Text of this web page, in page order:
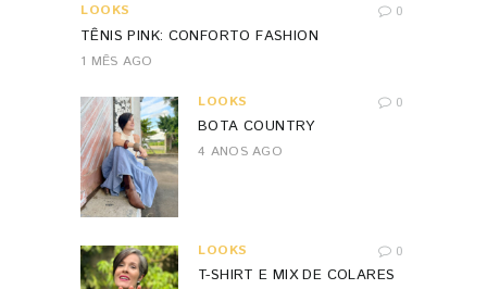
LOOKS 0
TÊNIS PINK: CONFORTO FASHION
1 MÊS AGO
LOOKS 0
BOTA COUNTRY
4 ANOS AGO
LOOKS 0
T-SHIRT E MIX DE COLARES